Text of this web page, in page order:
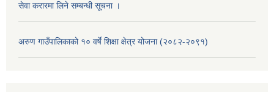
सेवा करारमा लिने सम्बन्धी सूचना ।
अरुण गाउँपालिकाको १० वर्षे शिक्षा क्षेत्र योजना (२०८२-२०९१)